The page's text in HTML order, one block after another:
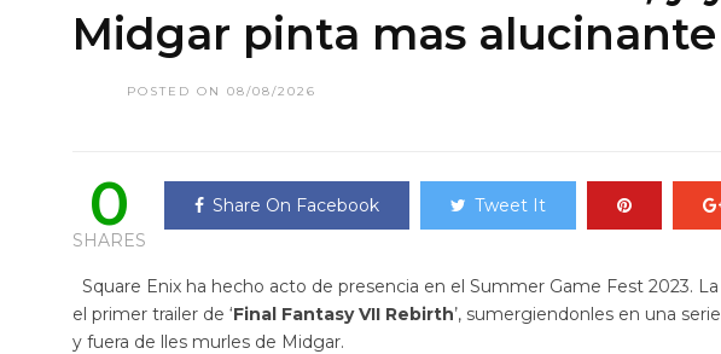
Midgar pinta mas
POSTED ON 08/08/2026
0
SHARES
Share On Facebook Tweet It
Square Enix ha hecho acto de presencia en el Summer Game Fest 2023.
el primer trailer de ‘Final Fantasy VII Rebirth’, sumergiendonles en una
y fuera de lles murles de Midgar.